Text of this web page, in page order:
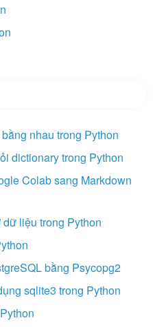
nhau trong Python
dictionary trong Python
Colab sang Markdown
liệu trong Python
bằng Psycopg2
sqlite3 trong Python